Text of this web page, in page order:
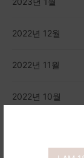
2022년 12월
2022년 11월
2022년 10월